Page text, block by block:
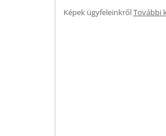
Képek ügyfeleinkrőlTovábbi